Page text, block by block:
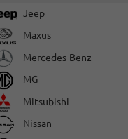
Jeep
Maxus
Mercedes-Benz
MG
Mitsubishi
Nissan